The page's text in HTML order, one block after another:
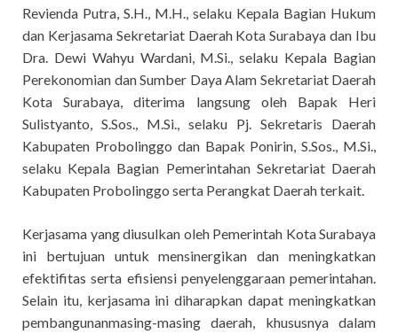
Revienda Putra, S.H., M.H., selaku Kepala Bagian Hukum
dan Kerjasama Sekretariat Daerah Kota Surabaya dan Ibu
Dra. Dewi Wahyu Wardani, M.Si., selaku Kepala Bagian
Perekonomian dan Sumber Daya Alam Sekretariat Daerah
Kota Surabaya, diterima langsung oleh Bapak Heri
Sulistyanto, S.Sos., M.Si., selaku Pj. Sekretaris Daerah
Kabupaten Probolinggo dan Bapak Ponirin, S.Sos., M.Si.,
selaku Kepala Bagian Pemerintahan Sekretariat Daerah
Kabupaten Probolinggo serta Perangkat Daerah terkait.
Kerjasama yang diusulkan oleh Pemerintah Kota Surabaya
ini bertujuan untuk mensinergikan dan meningkatkan
efektifitas serta efisiensi penyelenggaraan pemerintahan.
Selain itu, kerjasama ini diharapkan dapat meningkatkan
pembangunanmasing-masing daerah, khususnya dalam